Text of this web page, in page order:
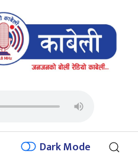
Dark Mode